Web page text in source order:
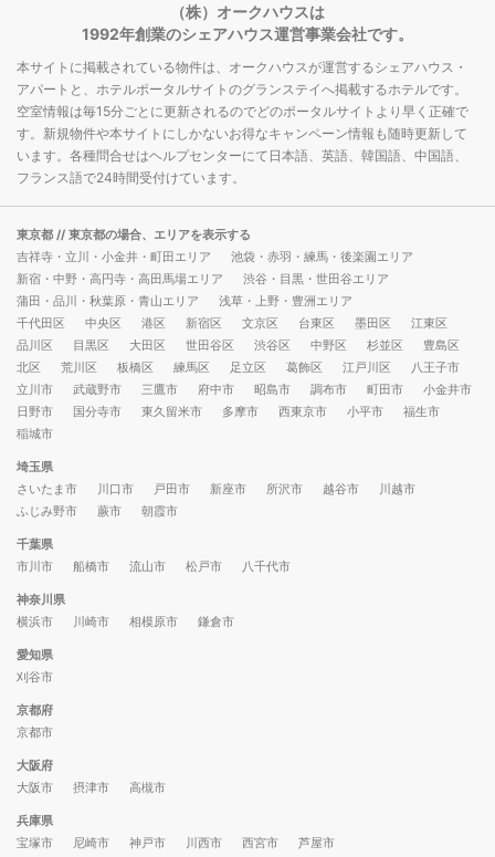
（株）オークハウスは
1992年創業のシェアハウス運営事業会社です。
本サイトに掲載されている物件は、オークハウスが運営するシェアハウス・
アパートと、ホテルポータルサイトのグランステイへ掲載するホテルです。
空室情報は毎15分ごとに更新されるのでどのポータルサイトより早く正確で
す。新規物件や本サイトにしかないお得なキャンペーン情報も随時更新して
います。各種問合せはヘルプセンターにて日本語、英語、韓国語、中国語、
フランス語で24時間受付けています。
東京都 // 東京都の場合、エリアを表示する
吉祥寺・立川・小金井・町田エリア
池袋・赤羽・練馬・後楽園エリア
新宿・中野・高円寺・高田馬場エリア
渋谷・目黒・世田谷エリア
蒲田・品川・秋葉原・青山エリア
浅草・上野・豊洲エリア
千代田区
中央区 港区 新宿区 文京区 台東区 墨田区
江東区
品川区
目黒区 大田区 世田谷区 渋谷区 中野区 杉並区
豊島区
北区
荒川区 板橋区 練馬区 足立区 葛飾区 江戸川区
八王子市
立川市
武蔵野市 三鷹市 府中市 昭島市 調布市 町田市
小金井市
日野市
国分寺市 東久留米市 多摩市 西東京市 小平市
福生市
稲城市
埼玉県
さいたま市
川口市 戸田市 新座市 所沢市 越谷市
川越市
ふじみ野市
蕨市 朝霞市
千葉県
市川市
船橋市 流山市 松戸市 八千代市
神奈川県
横浜市
川崎市 相模原市 鎌倉市
愛知県
刈谷市
京都府
京都市
大阪府
大阪市
摂津市 高槻市
兵庫県
宝塚市
尼崎市 神戸市 川西市 西宮市 芦屋市